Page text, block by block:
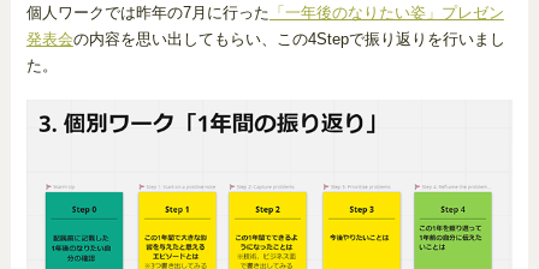
個人ワークでは昨年の7月に行った 「一年後のなりたい姿」プレゼン
発表会の内容を思い出してもらい、この4Stepで振り返りを行いまし
た。